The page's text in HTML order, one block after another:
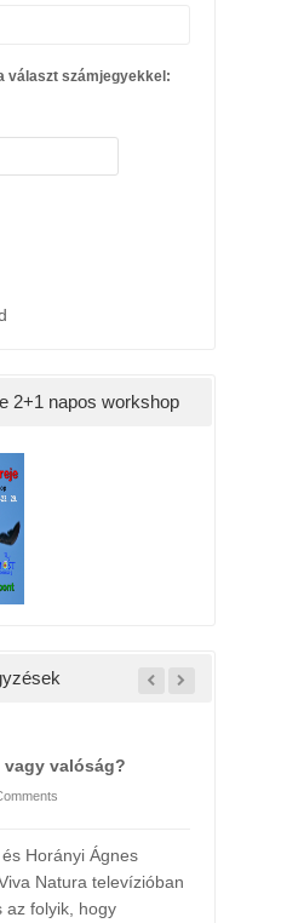
választ számjegyekkel:
2+1 napos workshop
valóság?
Horányi Ágnes
Natura televízióban
az folyik, hogy